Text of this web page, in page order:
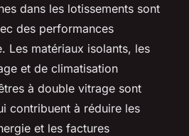
dans les lotissements sont
des performances
Les matériaux isolants, les
et de climatisation
à double vitrage sont
contribuent à réduire les
et les factures